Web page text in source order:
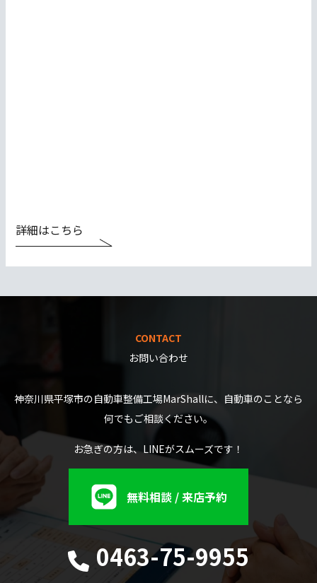
詳細はこちら
CONTACT
お問い合わせ
神奈川県平塚市の自動車整備工場MarShallに、自動車のことなら
何でもご相談ください。
お急ぎの方は、LINEがスムーズです！
無料相談 / 来店予約
0463-75-9955